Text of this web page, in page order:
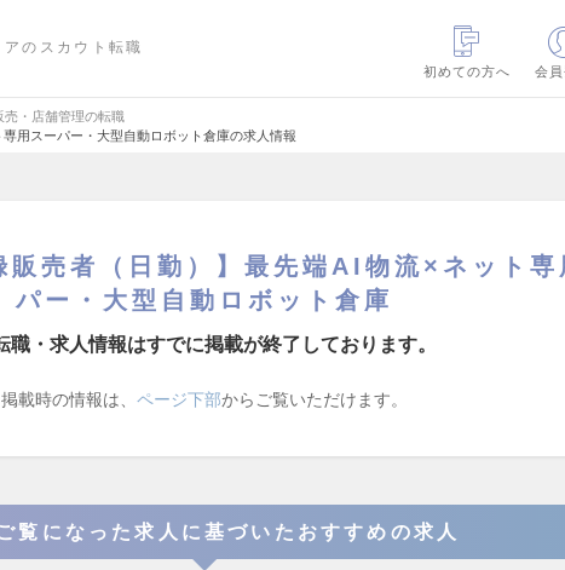
のスカウト転職
初めての方へ
会
売・店舗管理の転職
用スーパー・大型自動ロボット倉庫の求人情報
販売者（日勤）】最先端AI物流×ネット専
パー・大型自動ロボット倉庫
職・求人情報はすでに掲載が終了しております。
掲載時の情報は、 ページ下部からご覧いただけます。
覧になった求人に基づいたおすすめの求人